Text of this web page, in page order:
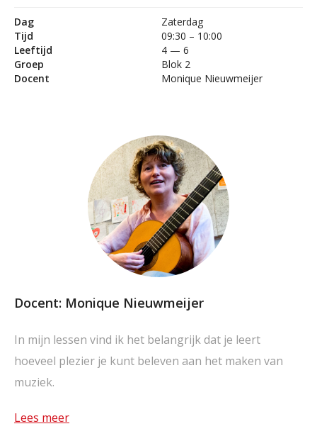
Dag
Zaterdag
Tijd
09:30 – 10:00
Leeftijd
4 — 6
Groep
Blok 2
Docent
Monique Nieuwmeijer
Docent: Monique Nieuwmeijer
In mijn lessen vind ik het belangrijk dat je leert
hoeveel plezier je kunt beleven aan het maken van
muziek.
Lees meer